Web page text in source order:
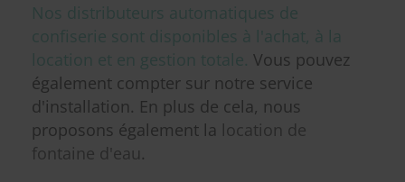
Nos distributeurs automatiques de
confiserie sont disponibles à l'achat, à la
location et en gestion totale. Vous pouvez
également compter sur notre service
d'installation. En plus de cela, nous
proposons également la location de
fontaine d'eau.